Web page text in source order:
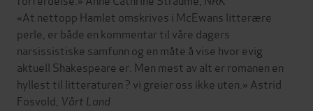
«At nettopp Hamlet omskrives i McEwans litterære
perle, er både en kommentar til våre dagers
narsissistiske samfunn og en måte å vise hvor evig
aktuell Shakespeare er. Men mest av alt er romanen en
hyllest til litteraturen ? vi greier oss ikke uten.» Astrid
Fosvold, Vårt Land